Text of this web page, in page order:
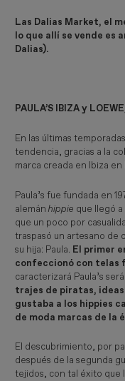
Las Dalias Market, el
lo que allí se vende es
Dalias).
PAULA’S IBIZA y
En las últimas
tendencia, gracias a la
marca creada en Ibiza en
Paula’s fue fundada en
alemánhippie que llegó
que un poco por
traspasó un artesano de
su hija: Paula. El primer
confeccionó con telas
caracterizará Paula’s
trajes de piratas,
gustaba a los hippies
de moda marcas de la
El descubrimiento, por
después de la segunda
tejidos, con tal éxito que